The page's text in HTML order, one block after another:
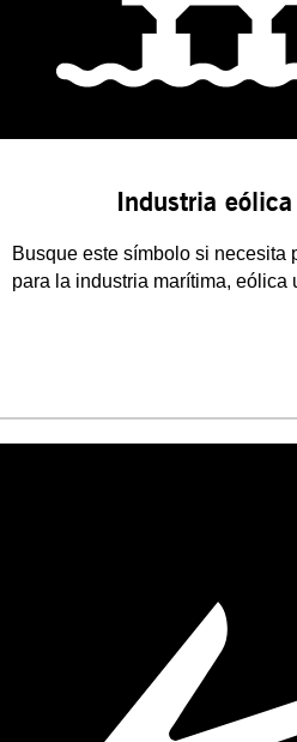
Industria
Busque este símbolo si necesita
para la industria marítima, eólica